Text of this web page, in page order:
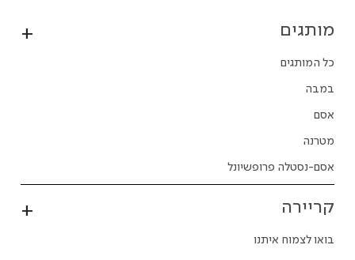
מותגים
כל המותגים
במבה
אסם
מטרנה
אסם-נסטלה פרופשיונל
קריירה
בואו לצמוח איתנו